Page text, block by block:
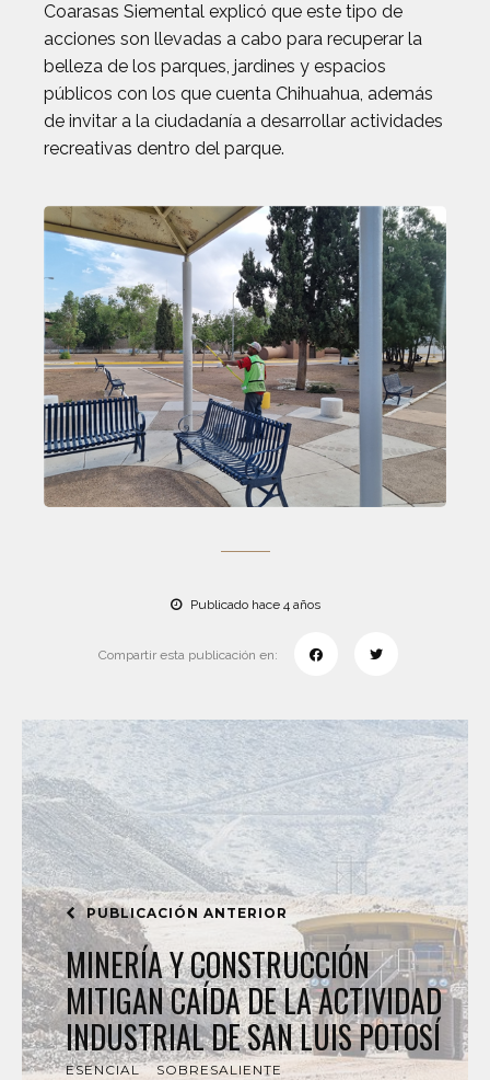
Coarasas Siemental explicó que este tipo de
acciones son llevadas a cabo para recuperar la
belleza de los parques, jardines y espacios
públicos con los que cuenta Chihuahua, además
de invitar a la ciudadanía a desarrollar actividades
recreativas dentro del parque.
Publicado hace 4 años
Compartir esta publicación en:
PUBLICACIÓN ANTERIOR
MINERÍA Y CONSTRUCCIÓN
MITIGAN CAÍDA DE LA ACTIVIDAD
INDUSTRIAL DE SAN LUIS POTOSÍ
ESENCIAL SOBRESALIENTE